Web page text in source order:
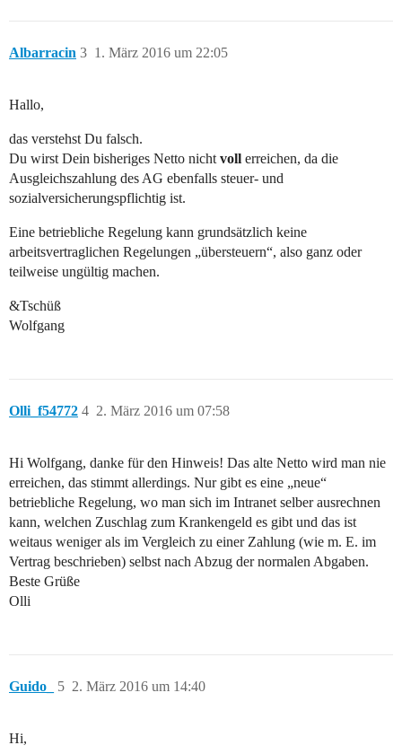
Albarracin 1. März 2016 um 22:05
3
Hallo,
das verstehst Du falsch.
Du wirst Dein bisheriges Netto nicht voll erreichen, da die
Ausgleichszahlung des AG ebenfalls steuer- und
sozialversicherungspflichtig ist.
Eine betriebliche Regelung kann grundsätzlich keine
arbeitsvertraglichen Regelungen „übersteuern“, also ganz oder
teilweise ungültig machen.
&Tschüß
Wolfgang
Olli_f54772 2. März 2016 um 07:58
4
Hi Wolfgang, danke für den Hinweis! Das alte Netto wird man nie
erreichen, das stimmt allerdings. Nur gibt es eine „neue“
betriebliche Regelung, wo man sich im Intranet selber ausrechnen
kann, welchen Zuschlag zum Krankengeld es gibt und das ist
weitaus weniger als im Vergleich zu einer Zahlung (wie m. E. im
Vertrag beschrieben) selbst nach Abzug der normalen Abgaben.
Beste Grüße
Olli
Guido_ 2. März 2016 um 14:40
5
Hi,